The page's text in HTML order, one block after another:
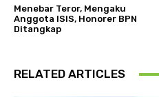
Menebar Teror, Mengaku
Anggota ISIS, Honorer BPN
Ditangkap
RELATED ARTICLES